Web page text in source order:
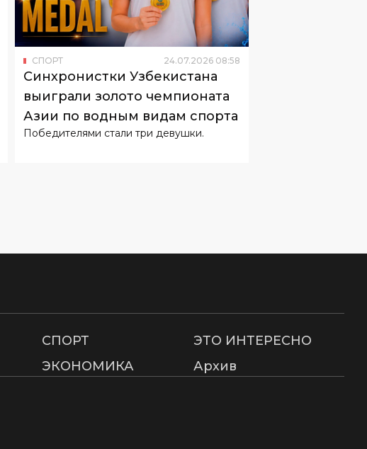
СПОРТ 24 2026 08
Синхронистки Узбекистана
выиграли золото чемпионата
Азии по водным видам спорта
Победителями стали три девушки.
СПОРТ
ЭТО ИНТЕРЕСНО
ЭКОНОМИКА Архив